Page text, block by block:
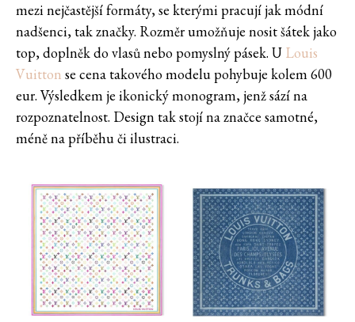
mezi nejčastější formáty, se kterými pracují jak módní
nadšenci, tak značky. Rozměr umožňuje nosit šátek jako
top, doplněk do vlasů nebo pomyslný pásek. U Louis
Vuitton se cena takového modelu pohybuje kolem 600
eur. Výsledkem je ikonický monogram, jenž sází na
rozpoznatelnost. Design tak stojí na značce samotné,
méně na příběhu či ilustraci.